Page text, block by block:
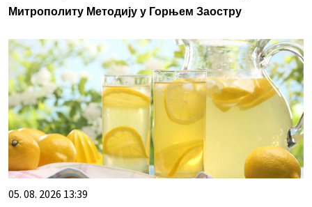
Митрополиту Методију у Горњем Заостру
05. 08. 2026 13:39